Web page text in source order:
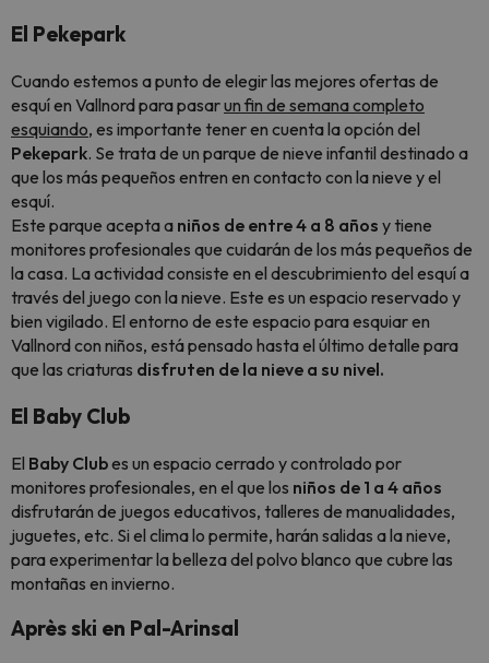
El Pekepark
Cuando estemos a punto de elegir las mejores ofertas de
esquí en Vallnord para pasarun fin de semana completo
esquiando, es importante tener en cuenta la opción del
Pekepark. Se trata de un parque de nieve infantil destinado a
que los más pequeños entren en contacto con la nieve y el
esquí.
Este parque acepta a niños de entre 4 a 8 años y tiene
monitores profesionales que cuidarán de los más pequeños de
la casa. La actividad consiste en el descubrimiento del esquí a
través del juego con la nieve. Este es un espacio reservado y
bien vigilado. El entorno de este espacio para esquiar en
Vallnord con niños, está pensado hasta el último detalle para
que las criaturas disfruten de la nieve a su nivel.
El Baby Club
El Baby Clubes un espacio cerrado y controlado por
monitores profesionales, en el que los niños de 1 a 4 años
disfrutarán de juegos educativos, talleres de manualidades,
juguetes, etc. Si el clima lo permite, harán salidas a la nieve,
para experimentar la belleza del polvo blanco que cubre las
montañas en invierno.
Après ski en Pal-Arinsal